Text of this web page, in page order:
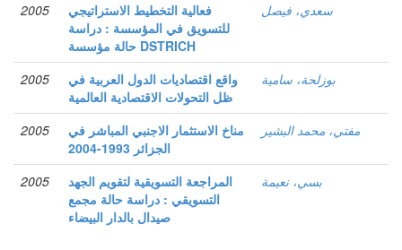
2005
فعالية التخطيط الاستراتيجي
للتسويق في المؤسسة : دراسة
حالة مؤسسة DSTRICH
سعدي، فيصل
2005
واقع اقتصاديات الدول العربية في
ظل التحولات الاقتصادية العالمية
بوزلحة، سامية
2005
مناخ الاستثمار الاجنبي المباشر في
الجزائر 1993-2004
مفتي، محمد البشير
2005
المراجعة التسويقية لتقويم الجهد
التسويقي : دراسة حالة مجمع
صيدال بالدار البيضاء
بسي، نعيمة